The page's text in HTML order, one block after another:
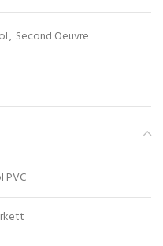
, Second Oeuvre
PVC